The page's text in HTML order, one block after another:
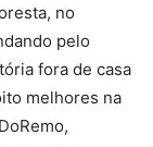
no
pelo
fora de casa
melhores na